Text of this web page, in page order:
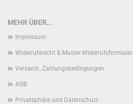
MEHR ÜBER...
Impressum
Widerrufsrecht & Muster-Widerrufsformular
Versand-, Zahlungsbedingungen
AGB
Privatsphäre und Datenschutz